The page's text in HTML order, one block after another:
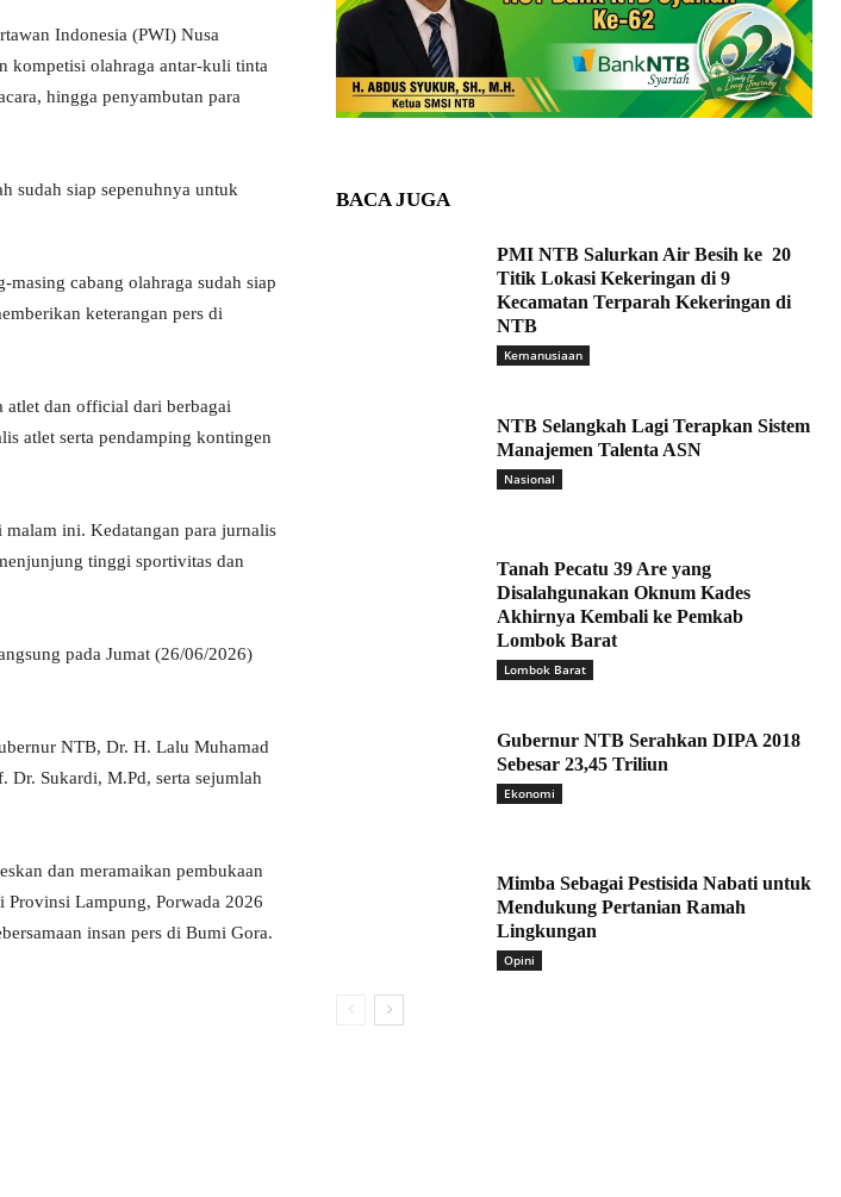
Indonesia (PWI) Nusa
kompetisi olahraga antar-kuli tinta
hingga penyambutan para
sudah siap sepenuhnya untuk
cabang olahraga sudah siap
keterangan pers di
atlet dan official dari berbagai
atlet serta pendamping kontingen
ini. Kedatangan para jurnalis
tinggi sportivitas dan
pada Jumat (26/06/2026)
NTB, Dr. H. Lalu Muhamad
Dr. Sukardi, M.Pd, serta sejumlah
dan meramaikan pembukaan
Provinsi Lampung, Porwada 2026
insan pers di Bumi Gora.
BACA JUGA
PMI NTB Salurkan Air Besih ke 20
Titik Lokasi Kekeringan di 9
Kecamatan Terparah Kekeringan di
NTB
Kemanusiaan
NTB Selangkah Lagi Terapkan Sistem
Manajemen Talenta ASN
Nasional
Tanah Pecatu 39 Are yang
Disalahgunakan Oknum Kades
Akhirnya Kembali ke Pemkab
Lombok Barat
Lombok Barat
Gubernur NTB Serahkan DIPA 2018
Sebesar 23,45 Triliun
Ekonomi
Mimba Sebagai Pestisida Nabati untuk
Mendukung Pertanian Ramah
Lingkungan
Opini